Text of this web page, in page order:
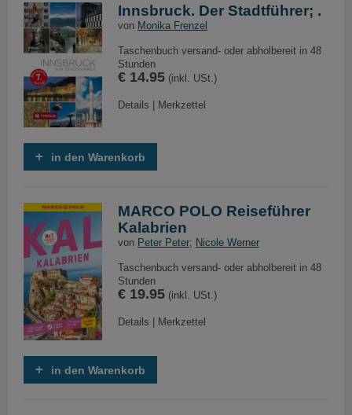
Innsbruck. Der Stadtführer; .
von Monika Frenzel
Taschenbuch versand- oder abholbereit in 48
Stunden
€ 14.95 (inkl. USt.)
Details Merkzettel
in den Warenkorb
MARCO POLO Reiseführer
Kalabrien
von Peter Peter; Nicole Werner
Taschenbuch versand- oder abholbereit in 48
Stunden
€ 19.95 (inkl. USt.)
Details Merkzettel
in den Warenkorb